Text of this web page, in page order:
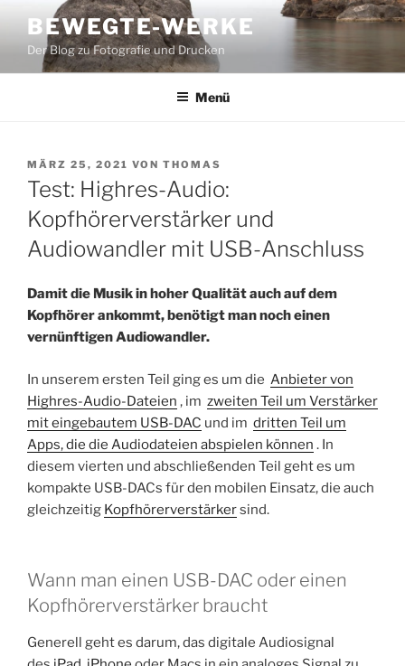
Inhalt
springen
BEWEGTE-WERKE
Der Blog zu Fotografie und Drucken
Menü
VERÖFFENTLICHT
AM
MÄRZ 25, 2021 VON THOMAS
Test: Highres-Audio:
Kopfhörerverstärker und
Audiowandler mit USB-Anschluss
Damit die Musik in hoher Qualität auch auf dem
Kopfhörer ankommt, benötigt man noch einen
vernünftigen Audiowandler.
In unserem ersten Teil ging es um die Anbieter von
Highres-Audio-Dateien , im zweiten Teil um Verstärker
mit eingebautem USB-DAC und im dritten Teil um
Apps, die die Audiodateien abspielen können . In
diesem vierten und abschließenden Teil geht es um
kompakte USB-DACs für den mobilen Einsatz, die auch
gleichzeitig Kopfhörerverstärkersind.
Wann man einen USB-DAC oder einen
Kopfhörerverstärker braucht
Generell geht es darum, das digitale Audiosignal